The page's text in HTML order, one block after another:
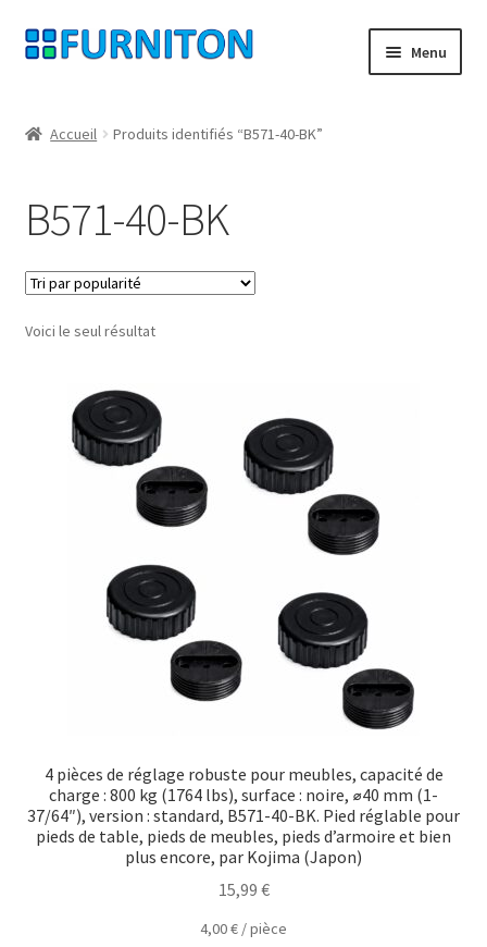
Aller
à
navigation
Aller
au
Menu
Protection des données
Droit de rétractation
Contact
Mentions légales
CONDITIONS GÉNÉRALES DE VENTE
Transport maritime
Accueil Produits identifiés “B571-40-BK”
B571-40-BK
Voici le seul résultat
4 pièces de réglage robuste pour meubles, capacité de
charge : 800 kg (1764 lbs), surface : noire, ⌀40 mm (1-
37/64″), version : standard, B571-40-BK. Pied réglable pour
pieds de table, pieds de meubles, pieds d’armoire et bien
plus encore, par Kojima (Japon)
15,99 €
4,00€ /pièce